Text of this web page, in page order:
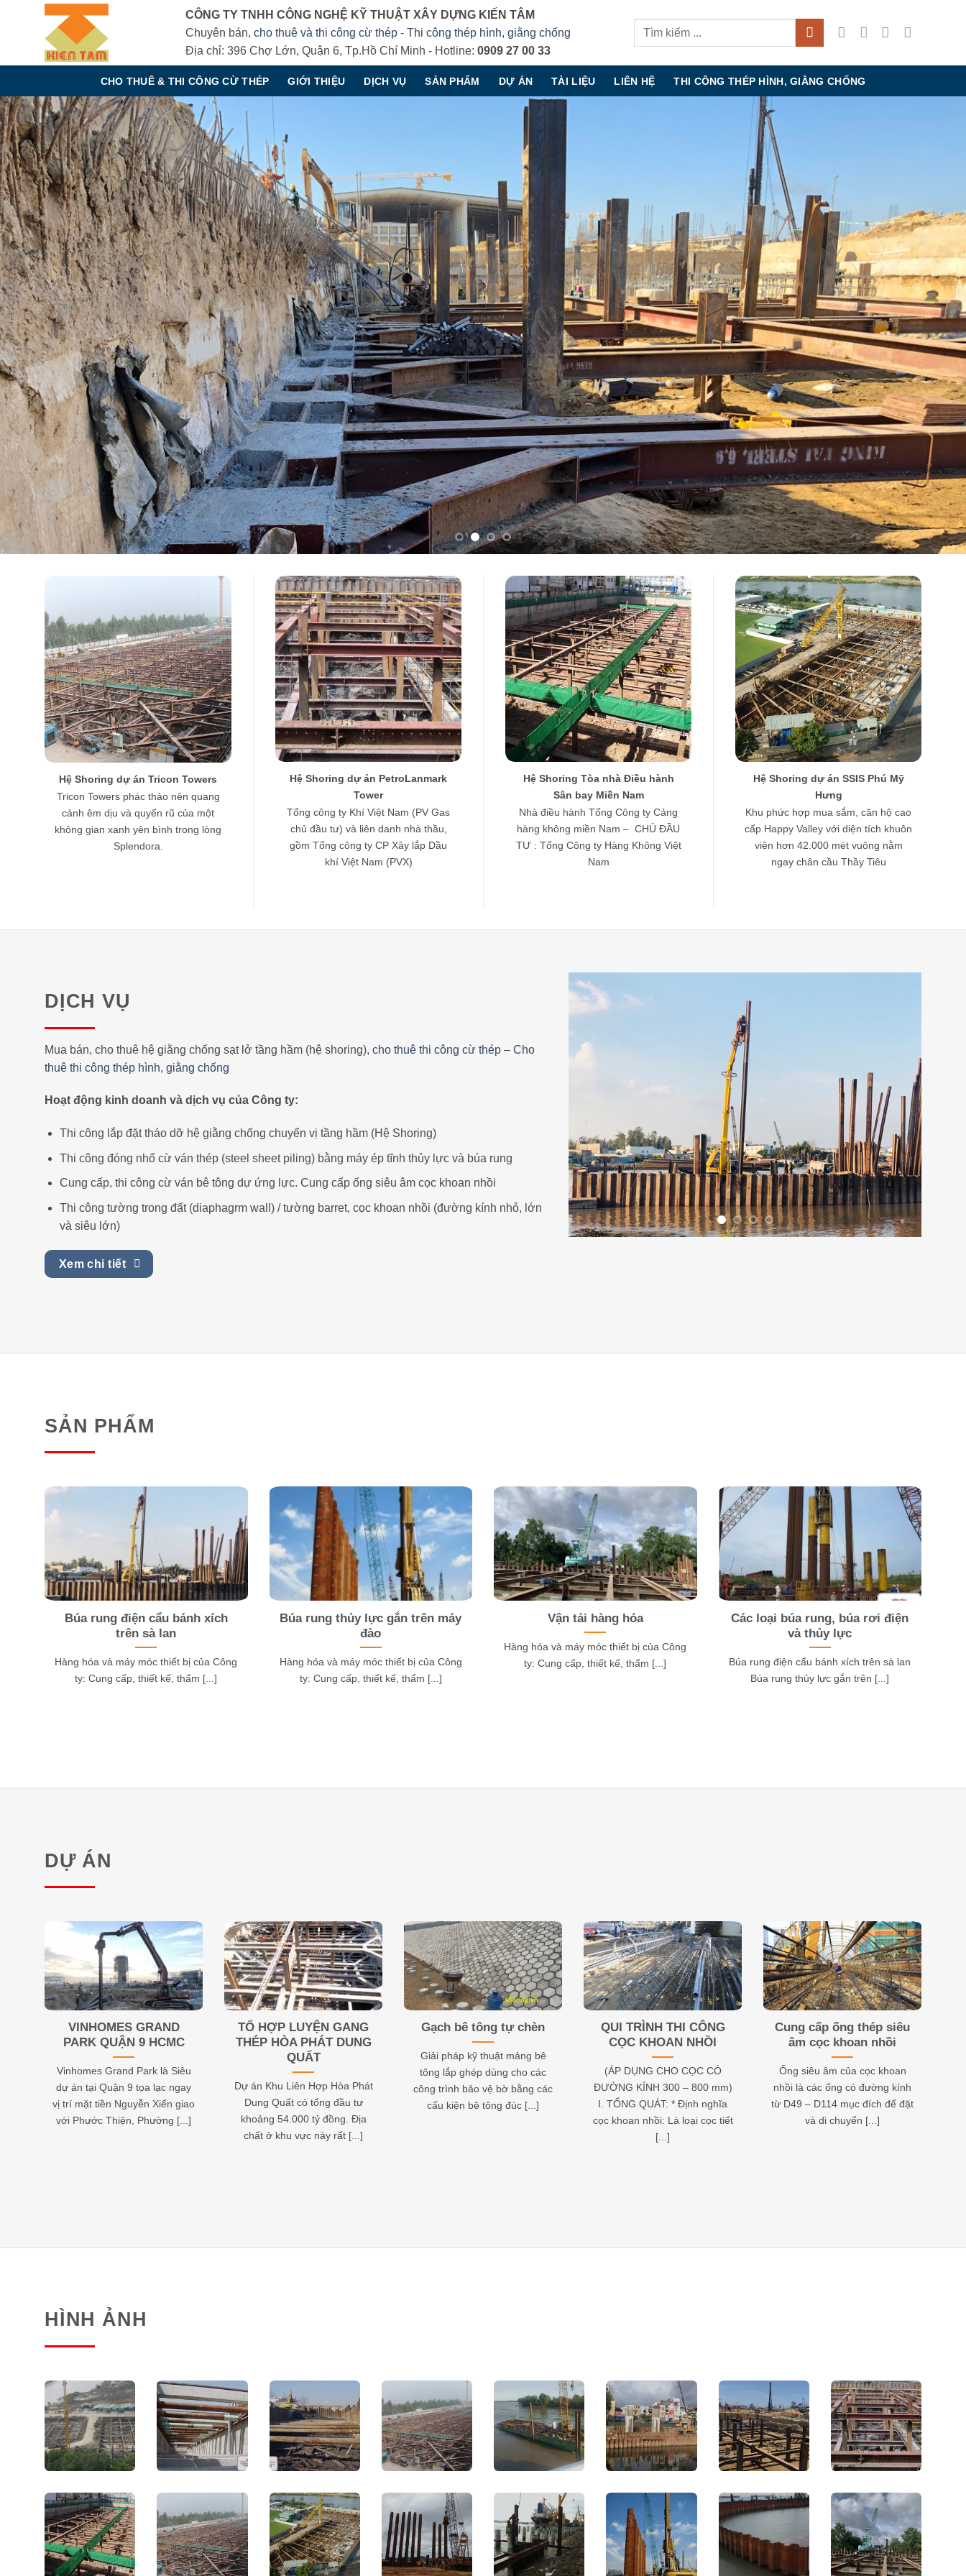
CÔNG TY TNHH CÔNG NGHỆ KỸ THUẬT XÂY DỰNG KIẾN TÂM
Chuyên bán, cho thuê và thi công cừ thép - Thi công thép hình, giằng chống
Địa chỉ: 396 Chợ Lớn, Quận 6, Tp.Hồ Chí Minh - Hotline: 0909 27 00 33
CHO THUÊ & THI CÔNG CỪ THÉP GIỚI THIỆU DỊCH VỤ SẢN PHẨM DỰ ÁN TÀI LIỆU LIÊN HỆ THI CÔNG THÉP HÌNH, GIẰNG CHỐNG
Hệ Shoring dự án Tricon Towers
Tricon Towers phác thảo nên quang
cảnh êm dịu và quyến rũ của một
không gian xanh yên bình trong lòng
Splendora.
Hệ Shoring dự án PetroLanmark
Tower
Tổng công ty Khí Việt Nam (PV Gas
chủ đầu tư) và liên danh nhà thầu,
gồm Tổng công ty CP Xây lắp Dầu
khí Việt Nam (PVX)
Hệ Shoring Tòa nhà Điều hành
Sân bay Miền Nam
Nhà điều hành Tổng Công ty Cảng
hàng không miền Nam – CHỦ ĐẦU
TƯ : Tổng Công ty Hàng Không Việt
Nam
Hệ Shoring dự án SSIS Phú Mỹ
Hưng
Khu phức hợp mua sắm, căn hộ cao
cấp Happy Valley với diện tích khuôn
viên hơn 42.000 mét vuông nằm
ngay chân cầu Thầy Tiêu
DỊCH VỤ
Mua bán, cho thuê hệ giằng chống sạt lở tầng hầm (hệ shoring), cho thuê thi công cừ thép – Cho
thuê thi công thép hình, giằng chống
Hoạt động kinh doanh và dịch vụ của Công ty:
Thi công lắp đặt tháo dỡ hệ giằng chống chuyển vị tầng hầm (Hệ Shoring)
Thi công đóng nhổ cừ ván thép (steel sheet piling) bằng máy ép tĩnh thủy lực và búa rung
Cung cấp, thi công cừ ván bê tông dự ứng lực. Cung cấp ống siêu âm cọc khoan nhồi
Thi công tường trong đất (diaphagrm wall) / tường barret, cọc khoan nhồi (đường kính nhỏ, lớn
và siêu lớn)
Xem chi tiết
SẢN PHẨM
Búa rung điện cẩu bánh xích
trên sà lan
Hàng hóa và máy móc thiết bị của Công
ty: Cung cấp, thiết kế, thẩm [...]
Búa rung thủy lực gắn trên máy
đào
Hàng hóa và máy móc thiết bị của Công
ty: Cung cấp, thiết kế, thẩm [...]
Vận tải hàng hóa
Hàng hóa và máy móc thiết bị của Công
ty: Cung cấp, thiết kế, thẩm [...]
Các loại búa rung, búa rơi điện
và thủy lực
Búa rung điện cẩu bánh xích trên sà lan
Búa rung thủy lực gắn trên [...]
DỰ ÁN
VINHOMES GRAND
PARK QUẬN 9 HCMC
Vinhomes Grand Park là Siêu
dự án tại Quận 9 tọa lạc ngay
vị trí mặt tiền Nguyễn Xiển giao
với Phước Thiện, Phường [...]
TỔ HỢP LUYỆN GANG
THÉP HÒA PHÁT DUNG
QUẤT
Dự án Khu Liên Hợp Hòa Phát
Dung Quất có tổng đầu tư
khoảng 54.000 tỷ đồng. Địa
chất ở khu vực này rất [...]
Gạch bê tông tự chèn
Giải pháp kỹ thuật mảng bê
tông lắp ghép dùng cho các
công trình bảo vệ bờ bằng các
cấu kiện bê tông đúc [...]
QUI TRÌNH THI CÔNG
CỌC KHOAN NHỒI
(ÁP DỤNG CHO CỌC CÓ
ĐƯỜNG KÍNH 300 – 800 mm)
I. TỔNG QUÁT: * Định nghĩa
cọc khoan nhồi: Là loại cọc tiết
[...]
Cung cấp ống thép siêu
âm cọc khoan nhồi
Ống siêu âm của cọc khoan
nhồi là các ống có đường kính
từ D49 – D114 mục đích để đặt
và di chuyển [...]
HÌNH ẢNH